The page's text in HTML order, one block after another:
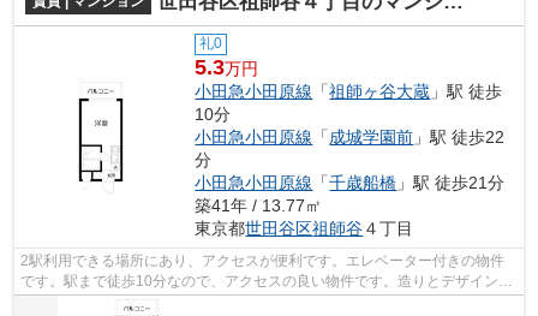
礼0
5.3万円
小田急小田原線 「祖師ヶ谷大蔵 」駅 徒歩
10分
小田急小田原線 「成城学園前 」駅 徒歩22
分
小田急小田原線 「千歳船橋 」駅 徒歩21分
築41年 / 13.77㎡
東京都世田谷区祖師谷４丁目
2駅利用できる場所にあり、アクセスが便利です。エレベーター付きの物件
です。駅まで徒歩10分なので、アクセスの良い物件です。造りとデザインに
関して、自信をもって情報を提供できる...